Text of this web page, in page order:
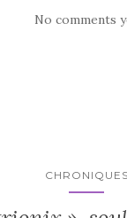
No comments
CHRONIQUES